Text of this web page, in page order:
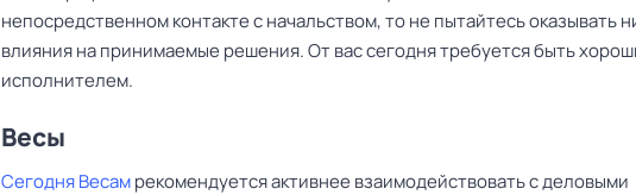
непосредственном контакте с начальством, то не пытайтесь оказывать
влияния на принимаемые решения. От вас сегодня требуется быть
исполнителем.
Весы ‌‌
Сегодня Весамрекомендуется активнее взаимодействовать с деловыми